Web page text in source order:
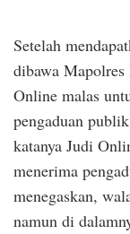
Setelah
dibawa Mapolres
Online malas
pengaduan
katanya Judi
menerima
menegaskan,
namun di